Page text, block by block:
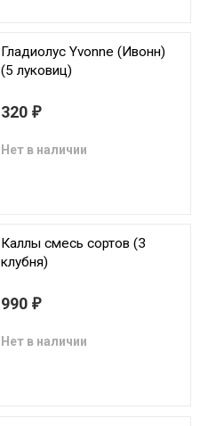
Гладиолус Yvonne (Ивонн)
(5 луковиц)
320 ₽
Нет в наличии
Каллы смесь сортов (3
клубня)
990 ₽
Нет в наличии